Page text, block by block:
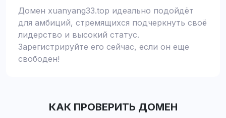
Домен xuanyang33.top идеально подойдёт
для амбиций, стремящихся подчеркнуть своё
лидерство и высокий статус.
Зарегистрируйте его сейчас, если он еще
свободен!
КАК ПРОВЕРИТЬ ДОМЕН